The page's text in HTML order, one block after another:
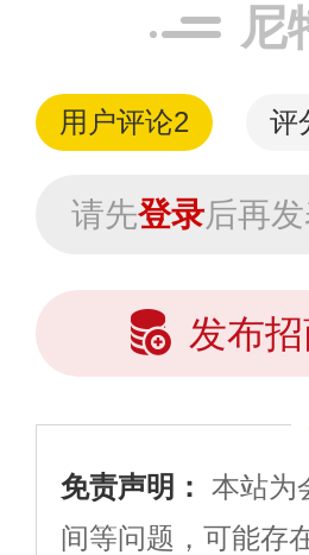
尼
用户评论2 评
请先登录后再
发布
免责声明： 本站为
间等问题，可能存